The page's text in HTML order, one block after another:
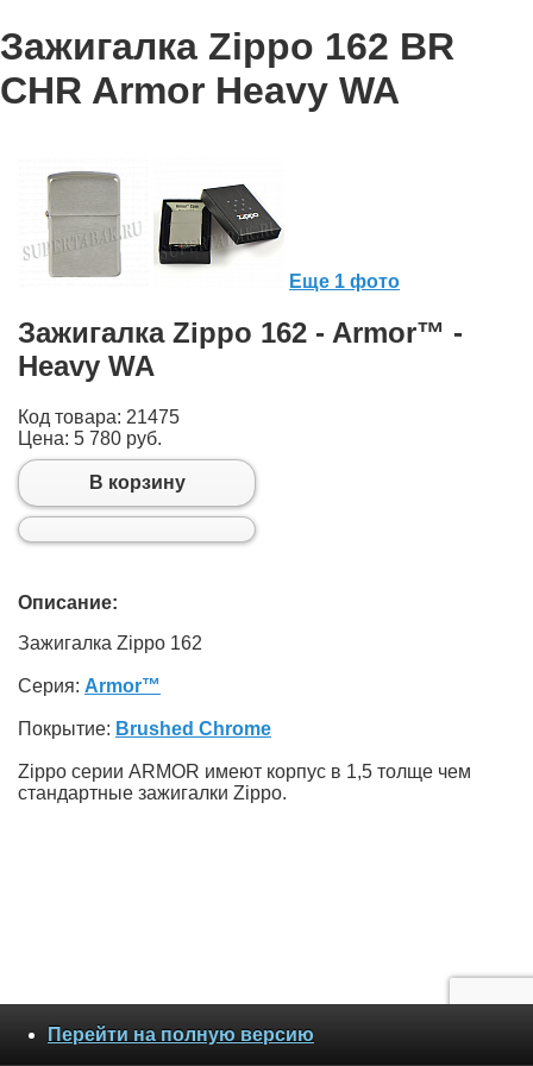
Покрытие: Brushed Chrome
Zippo серии ARMOR имеют корпус в 1,5 толще чем
Зажигалка Zippo 162 BR
CHR Armor Heavy WA
Еще 1 фото
Зажигалка Zippo 162 - Armor™ -
Heavy WA
Код товара: 21475
Цена: 5 780 руб.
В корзину
Описание:
Зажигалка Zippo 162
Серия: Armor™
Покрытие: Brushed Chrome
Zippo серии ARMOR имеют корпус в 1,5 толще чем
стандартные зажигалки Zippo.
Перейти на полную версию